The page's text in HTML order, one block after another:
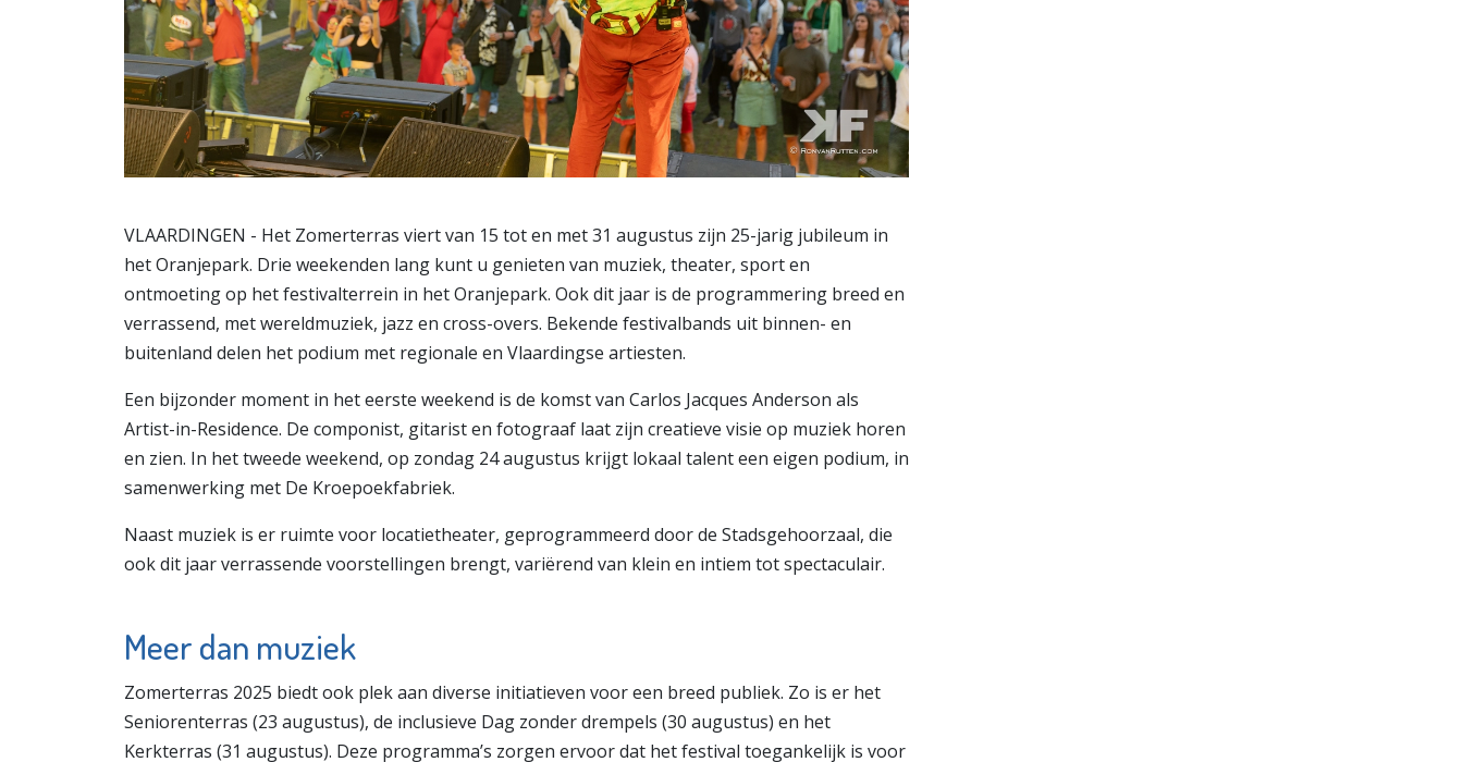
VLAARDINGEN - Het Zomerterras viert van 15 tot en met 31 augustus zijn 25-jarig jubileum in
het Oranjepark. Drie weekenden lang kunt u genieten van muziek, theater, sport en
ontmoeting op het festivalterrein in het Oranjepark. Ook dit jaar is de programmering breed en
verrassend, met wereldmuziek, jazz en cross-overs. Bekende festivalbands uit binnen- en
buitenland delen het podium met regionale en Vlaardingse artiesten.
Een bijzonder moment in het eerste weekend is de komst van Carlos Jacques Anderson als
Artist-in-Residence. De componist, gitarist en fotograaf laat zijn creatieve visie op muziek horen
en zien. In het tweede weekend, op zondag 24 augustus krijgt lokaal talent een eigen podium, in
samenwerking met De Kroepoekfabriek.
Naast muziek is er ruimte voor locatietheater, geprogrammeerd door de Stadsgehoorzaal, die
ook dit jaar verrassende voorstellingen brengt, variërend van klein en intiem tot spectaculair.
Meer dan muziek
Zomerterras 2025 biedt ook plek aan diverse initiatieven voor een breed publiek. Zo is er het
Seniorenterras (23 augustus), de inclusieve Dag zonder drempels (30 augustus) en het
Kerkterras (31 augustus). Deze programma’s zorgen ervoor dat het festival toegankelijk is voor